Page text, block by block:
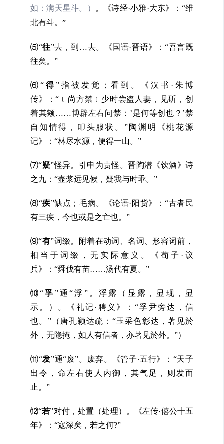
如：满天星斗。）
。《诗经·小雅·大东》：“维
北有斗。”
⑸“往”去，到…去。《国语·晋语》：“吾言既
往矣。”
⑹ “得”指被发觉；看到。《汉书·朱博
传》：“﹝尚方禁﹞少时尝盗人妻，见斫，创
着其颊……博辟左右问禁：’是何等创也？’禁
自知情得，叩头服状。”陶渊明《桃花源
记》：“林尽水源，便得一山。”
⑺“疑”怪异。引申为责怪。晋陶潜《饮酒》诗
之九：“壶浆远见候，疑我与时乖。”
⑻“疾”缺点；毛病。《论语·阳货》：“古者民
有三疾，今也或是之亡也。”
⑼“有”词缀。
附着在动词、名词、形容词前，
相当于词缀，无实际意义 。
《荀子·议
兵》：“舜伐有苗……汤代有夏。”
⑽“孚 ”通“浮”。浮露（显露，显现，显
示。）。《礼记·聘义》：“孚尹旁达，信
也。”（唐孔颖达疏：“玉采色彰达，著见於
外，无隐掩，如人有信者，亦著见於外。”）
⑾“发”通“废”。废弃。《管子·五行》：“天子
出令，命左右使人内御，其气足，则发而
止。”
⑿“若”对付，处置（处理）。《左传·僖公十五
年》：“寇深矣，若之何?”